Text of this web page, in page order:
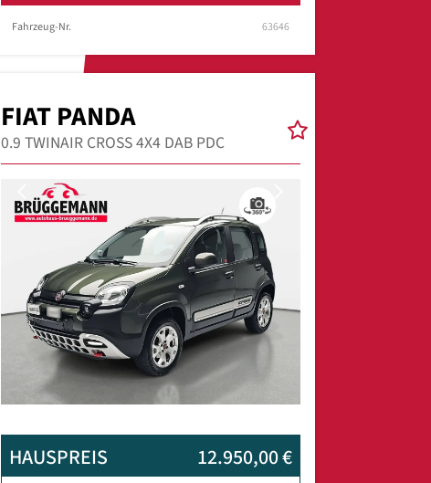
Fahrzeug-Nr. 63646
FIAT PANDA
0.9 TWINAIR CROSS 4X4 DAB PDC
Previous
HAUSPREIS 12.950,00 €